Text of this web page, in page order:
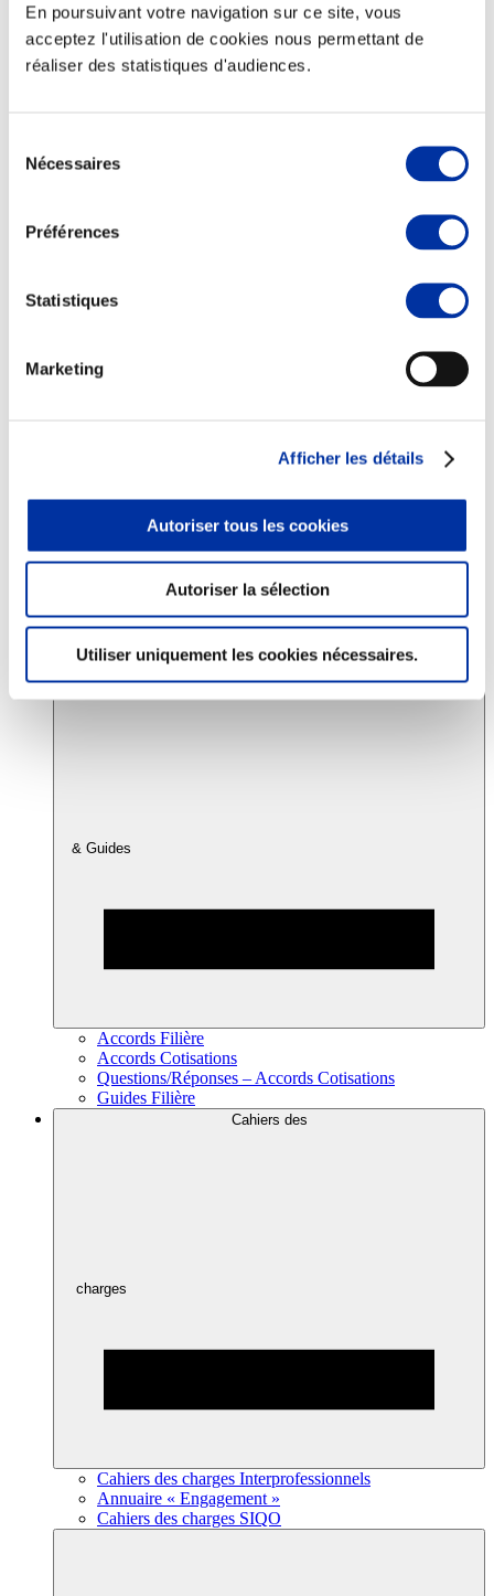
En poursuivant votre navigation sur ce site, vous
acceptez l'utilisation de cookies nous permettant de
réaliser des statistiques d'audiences.
Nécessaires
Préférences
Statistiques
Marketing
Afficher les détails
Autoriser tous les cookies
Autoriser la sélection
Utiliser uniquement les cookies nécessaires.
Consommation
Viandes et santé
Juste rémunération et attractivité des métiers
Sources d’information
Accords
& Guides
Accords Filière
Accords Cotisations
Questions/Réponses – Accords Cotisations
Guides Filière
Cahiers des
charges
Cahiers des charges Interprofessionnels
Annuaire « Engagement »
Cahiers des charges SIQO